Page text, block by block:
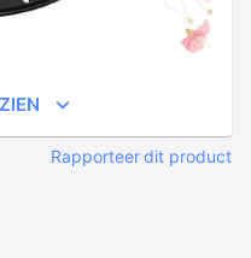
Rapporteer dit product